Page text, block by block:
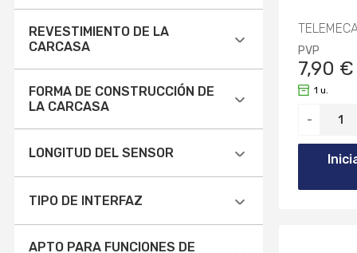
ENSAMBLADO (8)
CONECTOR M8 (6)
CONEXIÓN DE TERMINAL CON
CONEXIÓN ROSCADA (20)
ENTRADA DE CABLE (MÉTRICA)
(14)
NINGUNO (75)
REVESTIMIENTO DE LA
CARCASA
CON REVESTIMIENTO DE NÍQUEL
(22)
NINGUNO (7)
FORMA DE CONSTRUCCIÓN DE
LA CARCASA
CILINDRO LISO (1)
CILINDRO, ROSCA DE TORNILLO
(26)
CONSTRUCCIÓN ESPECIAL (8)
LONGITUD DEL SENSOR
7MM (2)
8MM (1)
TIPO DE INTERFAZ
NINGUNO (77)
APTO PARA FUNCIONES DE
PVP
7,90 €
-
1 u.